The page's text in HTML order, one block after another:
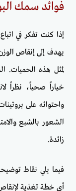
فوائد سمك
إذا كنت تفكر في
يهدف إلى إنقاص
لمثل هذه
خياراً صحياً، نظراً
واحتوائه على
الشعور بالشبع
زائدة.
فيما يلي نقاط
أي خطة تغذية